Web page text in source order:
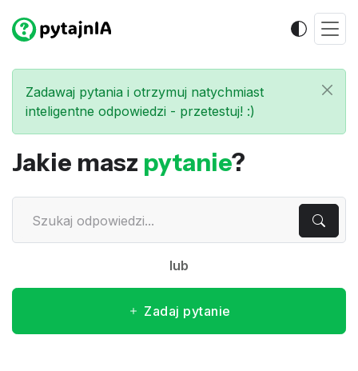
Zadawaj pytania i otrzymuj natychmiast
inteligentne odpowiedzi - przetestuj! :)
Jakie masz pytanie?
lub
Zadaj pytanie